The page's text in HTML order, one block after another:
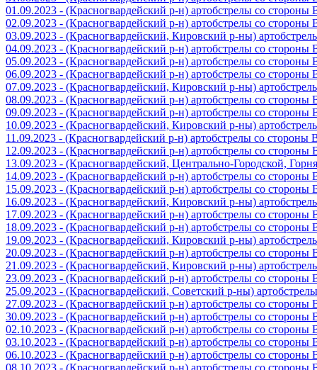
01.09.2023 - (Красногвардейский р-н) артобстрелы со
02.09.2023 - (Красногвардейский р-н) артобстрелы со
03.09.2023 - (Красногвардейский, Кировский р-ны)
04.09.2023 - (Красногвардейский р-н) артобстрелы со
05.09.2023 - (Красногвардейский р-н) артобстрелы со
06.09.2023 - (Красногвардейский р-н) артобстрелы со
07.09.2023 - (Красногвардейский, Кировский р-ны)
08.09.2023 - (Красногвардейский р-н) артобстрелы со
09.09.2023 - (Красногвардейский р-н) артобстрелы со
10.09.2023 - (Красногвардейский, Кировский р-ны)
11.09.2023 - (Красногвардейский р-н) артобстрелы со стороны
12.09.2023 - (Красногвардейский р-н) артобстрелы со
13.09.2023 - (Красногвардейский, Центрально-Городской,
14.09.2023 - (Красногвардейский р-н) артобстрелы со
15.09.2023 - (Красногвардейский р-н) артобстрелы со
16.09.2023 - (Красногвардейский, Кировский р-ны)
17.09.2023 - (Красногвардейский р-н) артобстрелы со
18.09.2023 - (Красногвардейский р-н) артобстрелы со
19.09.2023 - (Красногвардейский, Кировский р-ны)
20.09.2023 - (Красногвардейский р-н) артобстрелы со
21.09.2023 - (Красногвардейский, Кировский р-ны)
23.09.2023 - (Красногвардейский р-н) артобстрелы со
25.09.2023 - (Красногвардейский, Советский р-ны)
27.09.2023 - (Красногвардейский р-н) артобстрелы со
30.09.2023 - (Красногвардейский р-н) артобстрелы со
02.10.2023 - (Красногвардейский р-н) артобстрелы со
03.10.2023 - (Красногвардейский р-н) артобстрелы со
06.10.2023 - (Красногвардейский р-н) артобстрелы со
08.10.2023 - (Красногвардейский р-н) артобстрелы со